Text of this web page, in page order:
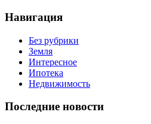
Навигация
Без рубрики
Земля
Интересное
Ипотека
Недвижимость
Последние новости